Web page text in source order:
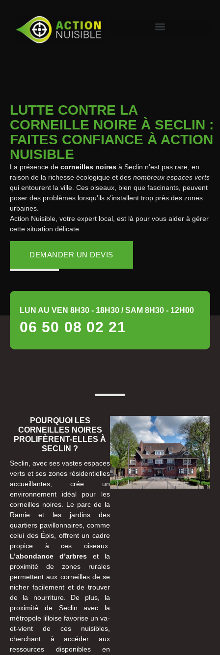
LUTTE CONTRE LA
CORNEILLE NOIRE À SECLIN :
FAITES CONFIANCE À ACTION
NUISIBLE
La présence de corneilles noires à Seclin n’est pas rare, en
raison de la richesse écologique et des nombreux espaces verts
qui entourent la ville. Ces oiseaux, bien que fascinants, peuvent
poser des problèmes lorsqu’ils s’installent trop près des zones
urbaines.
Action Nuisible, votre expert local, est là pour vous aider à gérer
cette situation délicate.
DEMANDER UN DEVIS
LUN AU VEN 8H30 - 18H30 / SAM 8H30 - 12H00
06 50 08 02 21
POURQUOI LES
CORNEILLES NOIRES
PROLIFÈRENT-ELLES À
SECLIN ?
Seclin, avec ses vastes espaces
verts et ses zones résidentielles
accueillantes, crée un
environnement idéal pour les
corneilles noires. Le parc de la
Ramie et les jardins des
quartiers pavillonnaires, comme
celui des Épis, offrent un cadre
propice à ces oiseaux.
L’abondance d’arbres et la
proximité de zones rurales
permettent aux corneilles de se
nicher facilement et de trouver
de la nourriture. De plus, la
proximité de Seclin avec la
métropole lilloise favorise un va-
et-vient de ces nuisibles,
cherchant à accéder aux
ressources disponibles en